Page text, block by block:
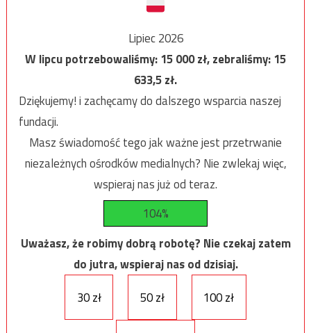
Lipiec 2026
W lipcu potrzebowaliśmy:15 000zł, zebraliśmy:15
633,5zł.
Dziękujemy! i zachęcamy do dalszego wsparcia naszej
fundacji.
Masz świadomość tego jak ważne jest przetrwanie
niezależnych ośrodków medialnych? Nie zwlekaj więc,
wspieraj nas już od teraz.
104%
Uważasz, że robimy dobrą robotę? Nie czekaj zatem
do jutra, wspieraj nas od dzisiaj.
30 zł
50 zł 100 zł